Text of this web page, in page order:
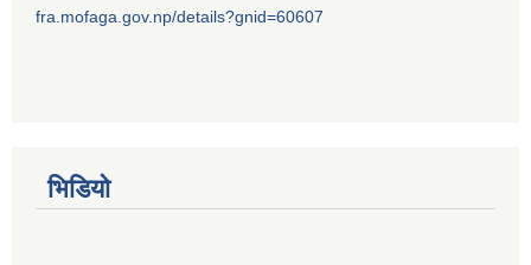
fra.mofaga.gov.np/details?gnid=60607
भिडियो